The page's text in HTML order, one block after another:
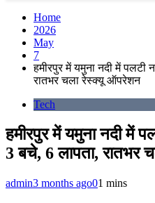
Home
2026
May
7
हमीरपुर में यमुना नदी में पलटी
रातभर चला रेस्क्यू ऑपरेशन
Tech
हमीरपुर में यमुना नदी में
3 बचे, 6 लापता, रातभर
admin3 months ago01 mins